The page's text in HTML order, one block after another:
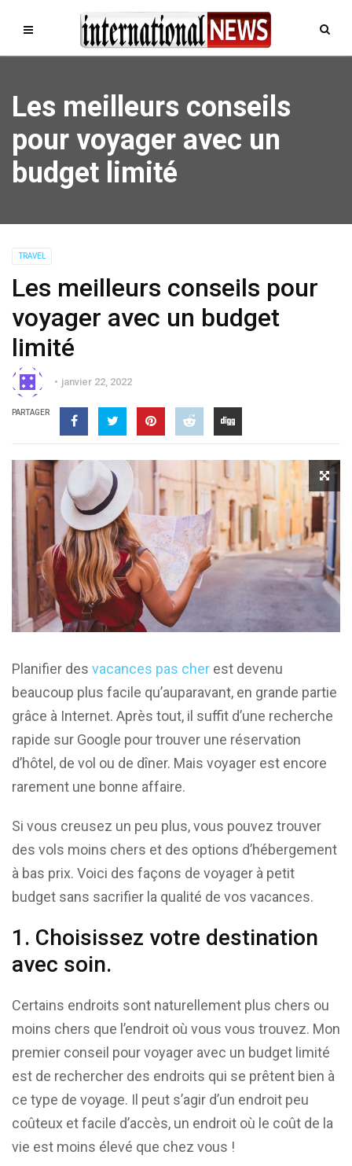
Les meilleurs conseils
pour voyager avec un
budget limité
TRAVEL
Les meilleurs conseils pour
voyager avec un budget
limité
janvier 22, 2022
PARTAGER
Planifier des vacances pas cher est devenu
beaucoup plus facile qu’auparavant, en grande partie
grâce à Internet. Après tout, il suffit d’une recherche
rapide sur Google pour trouver une réservation
d’hôtel, de vol ou de dîner. Mais voyager est encore
rarement une bonne affaire.
Si vous creusez un peu plus, vous pouvez trouver
des vols moins chers et des options d’hébergement
à bas prix. Voici des façons de voyager à petit
budget sans sacrifier la qualité de vos vacances.
1. Choisissez votre destination
avec soin.
Certains endroits sont naturellement plus chers ou
moins chers que l’endroit où vous vous trouvez. Mon
premier conseil pour voyager avec un budget limité
est de rechercher des endroits qui se prêtent bien à
ce type de voyage. Il peut s’agir d’un endroit peu
coûteux et facile d’accès, un endroit où le coût de la
vie est moins élevé que chez vous !